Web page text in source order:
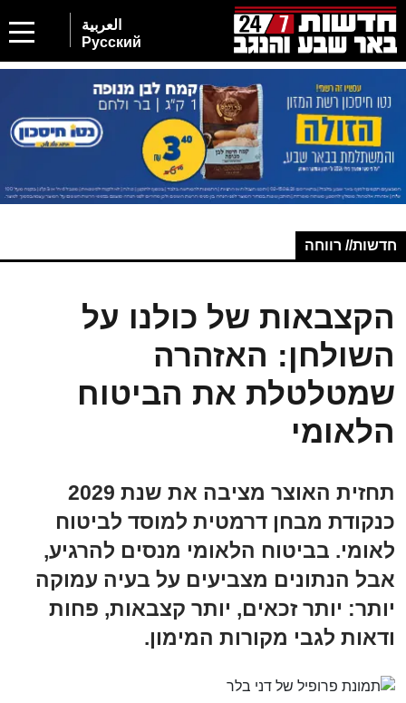
العربية
Русский
חדשות// רווחה
הקצבאות של כולנו על
השולחן: האזהרה
שמטלטלת את הביטוח
הלאומי
תחזית האוצר מציבה את שנת 2029
כנקודת מבחן דרמטית למוסד לביטוח
לאומי. בביטוח הלאומי מנסים להרגיע,
אבל הנתונים מצביעים על בעיה עמוקה
יותר: יותר זכאים, יותר קצבאות, פחות
ודאות לגבי מקורות המימון.